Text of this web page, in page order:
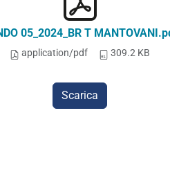
05_2024_BR T
application/pdf 309.2 KB
Scarica